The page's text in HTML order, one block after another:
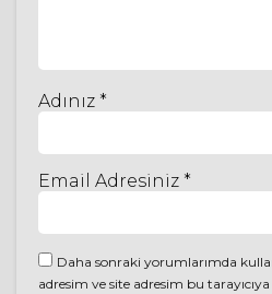
Adınız *
Email Adresiniz *
Daha sonraki yorumlarımda
adresim ve site adresim bu